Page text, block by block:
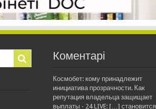
Коментарі
Космобет: кому принадлежит
инициатива прозрачности. Как
репутация владельца защищает
выплаты - 24 LIVE: […] становится